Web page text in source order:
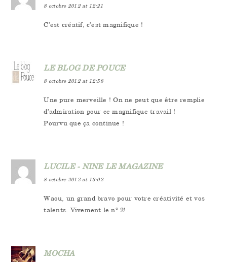
8 octobre 2012 at 12:21
C’est créatif, c’est magnifique !
LE BLOG DE POUCE
8 octobre 2012 at 12:58
Une pure merveille ! On ne peut que être remplie
d’admiration pour ce magnifique travail !
Pourvu que ça continue !
LUCILE - NINE LE MAGAZINE
8 octobre 2012 at 13:02
Waou, un grand bravo pour votre créativité et vos
talents. Vivement le n° 2!
MOCHA